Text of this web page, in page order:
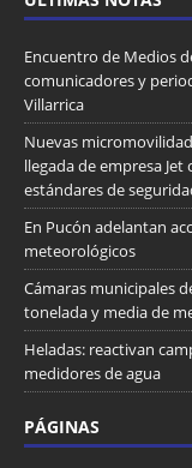
Encuentro de Medios
comunicadores y
Villarrica
Nuevas
llegada de empresa
estándares de
En Pucón adelantan
meteorológicos
Cámaras municipales
tonelada y media de
Heladas: reactivan
medidores de agua
PÁGINAS